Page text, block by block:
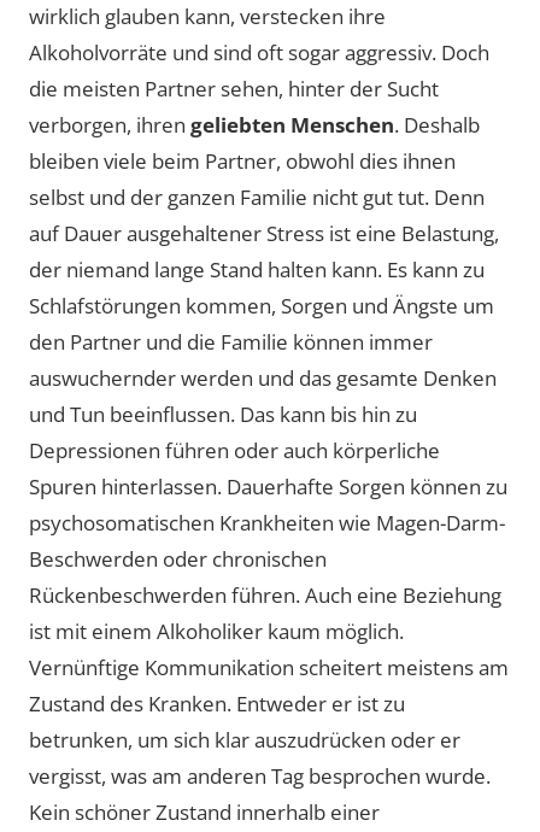
wirklich glauben kann, verstecken ihre
Alkoholvorräte und sind oft sogar aggressiv. Doch
die meisten Partner sehen, hinter der Sucht
verborgen, ihren geliebten Menschen. Deshalb
bleiben viele beim Partner, obwohl dies ihnen
selbst und der ganzen Familie nicht gut tut. Denn
auf Dauer ausgehaltener Stress ist eine Belastung,
der niemand lange Stand halten kann. Es kann zu
Schlafstörungen kommen, Sorgen und Ängste um
den Partner und die Familie können immer
auswuchernder werden und das gesamte Denken
und Tun beeinflussen. Das kann bis hin zu
Depressionen führen oder auch körperliche
Spuren hinterlassen. Dauerhafte Sorgen können zu
psychosomatischen Krankheiten wie Magen-Darm-
Beschwerden oder chronischen
Rückenbeschwerden führen. Auch eine Beziehung
ist mit einem Alkoholiker kaum möglich.
Vernünftige Kommunikation scheitert meistens am
Zustand des Kranken. Entweder er ist zu
betrunken, um sich klar auszudrücken oder er
vergisst, was am anderen Tag besprochen wurde.
Kein schöner Zustand innerhalb einer